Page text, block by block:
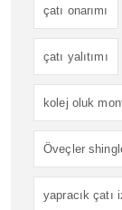
çatı onarımı
çatı yalıtımı
kolej oluk
Öveçler
yapracık çatı